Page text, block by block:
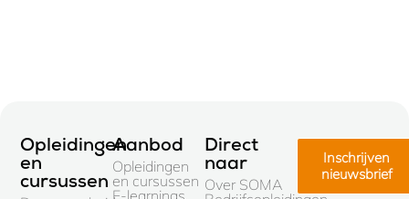
Opleidingen
en
cursussen
Aanbod
Opleidingen
en cursussen
Direct
naar
Over SOMA
Inschrijven
nieuwsbrief